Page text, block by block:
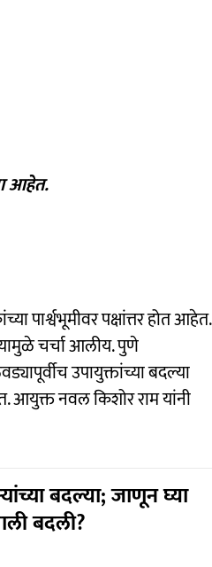
आहेत.
पार्श्वभूमीवर पक्षांत्तर होत आहेत.
चर्चा आलीय. पुणे
उपायुक्तांच्या बदल्या
आयुक्त नवल किशोर राम यांनी
बदल्या; जाणून घ्या
बदली?